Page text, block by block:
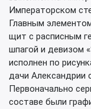
Императорском
Главным
щит с расписным
шпагой и девизом
исполнен по
дачи Александрии
Первоначально
составе были